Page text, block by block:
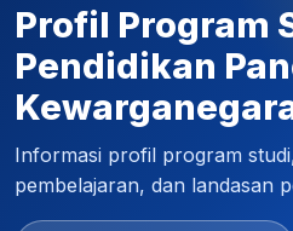
Profil Program
Pendidikan
Informasi profil program
pembelajaran, dan landasan